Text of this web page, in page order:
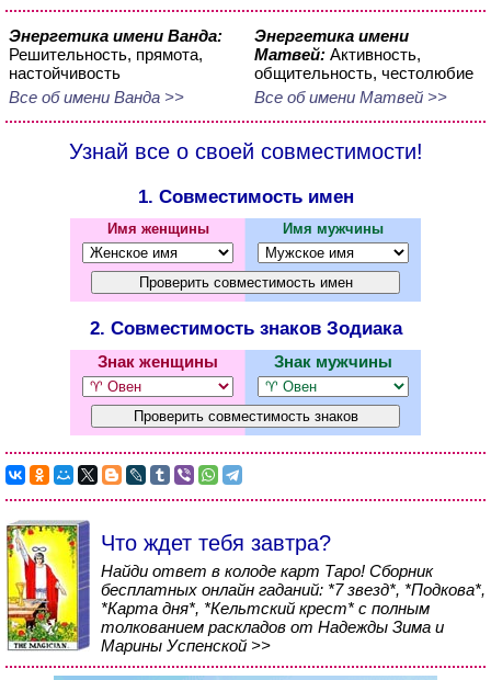
Энергетика имени Ванда:
Решительность, прямота,
настойчивость
Все об имени Ванда >>
Энергетика имени
Матвей: Активность,
общительность, честолюбие
Все об имени Матвей >>
Узнай все о своей совместимости!
1. Совместимость имен
Имя женщины Имя мужчины
2. Совместимость знаков Зодиака
Знак женщины Знак мужчины
Что ждет тебя завтра?
Найди ответ в колоде карт Таро! Сборник
бесплатных онлайн гаданий: *7 звезд*, *Подкова*,
*Карта дня*, *Кельтский крест* с полным
толкованием раскладов от Надежды Зима и
Марины Успенской >>